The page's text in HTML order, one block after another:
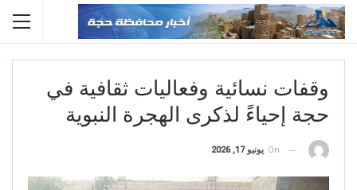
وقفات نسائية وفعاليات ثقافية في
حجة إحياءً لذكرى الهجرة النبوية
On يونيو 17, 2026